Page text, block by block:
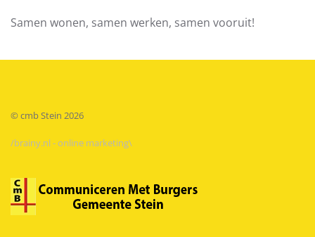
Samen wonen, samen werken, samen vooruit!
© cmb Stein 2026
/brainy.nl - online marketing\